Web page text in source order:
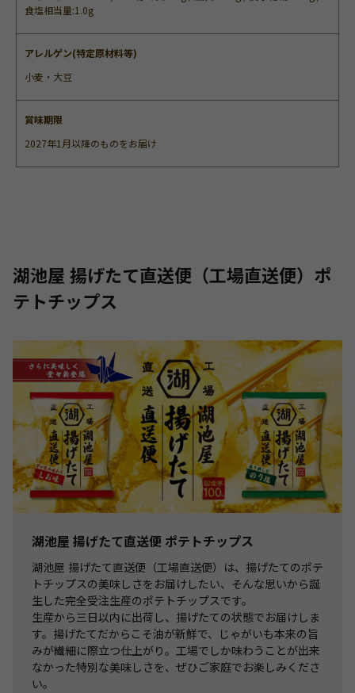
食塩相当量:1.0g
アレルゲン(特定原材料等)
小麦・大豆
賞味期限
2027年1月以降のものをお届け
湖池屋 揚げたて直送便（工場直送便）ポ
テトチップス
湖池屋 揚げたて直送便 ポテトチップス
湖池屋 揚げたて直送便（工場直送便）は、揚げたてのポテ
トチップスの美味しさをお届けしたい、そんな思いから誕
生した完全受注生産のポテトチップスです。
生産から三日以内に出荷し、揚げたての状態でお届けしま
す。揚げたてだからこそ油が新鮮で、じゃがいも本来の旨
みが繊細に際立つ仕上がり。工場でしか味わうことが出来
なかった特別な美味しさを、ぜひご家庭でお楽しみくださ
い。